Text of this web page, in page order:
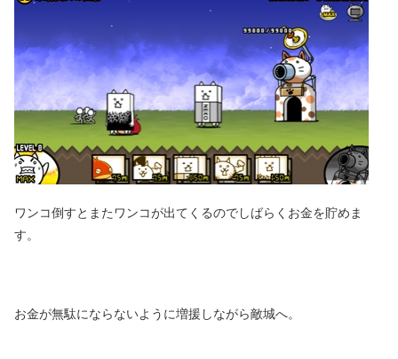
ワンコ倒すとまたワンコが出てくるのでしばらくお金を貯めま
す。
お金が無駄にならないように増援しながら敵城へ。